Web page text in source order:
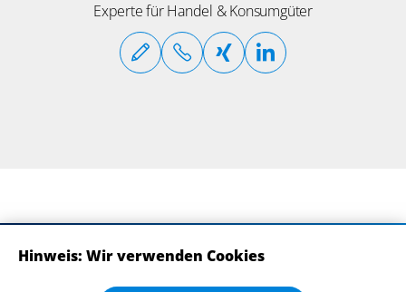
Experte für Handel & Konsumgüter
Hinweis: Wir verwenden Cookies